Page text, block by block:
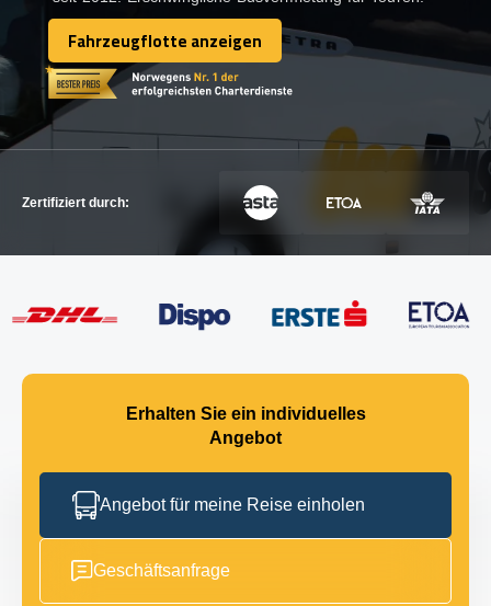
FLOTTE
KONTAKTIEREN SIE UNS
KONTAKTIEREN SIE UNS
Fahrzeugflotte anzeigen
Fahrzeugflotte anzeigen
Zertifiziert durch:
Erhalten Sie ein individuelles
Angebot
Angebot für meine Reise einholen
Geschäftsanfrage